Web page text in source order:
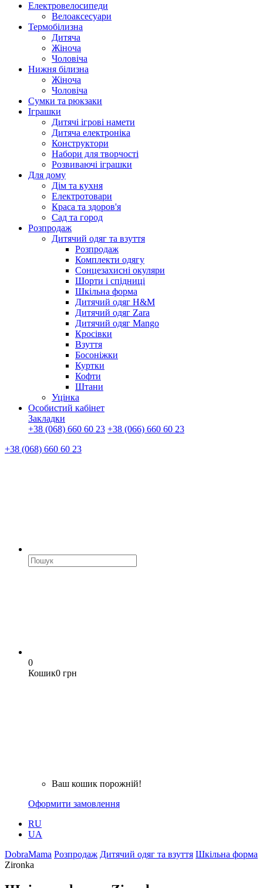
Електровелосипеди
Велоаксесуари
Термобілизна
Дитяча
Жіноча
Чоловіча
Нижня білизна
Жіноча
Чоловіча
Сумки та рюкзаки
Іграшки
Дитячі ігрові намети
Дитяча електроніка
Конструктори
Набори для творчості
Розвиваючі іграшки
Для дому
Дім та кухня
Електротовари
Краса та здоров'я
Сад та город
Розпродаж
Дитячий одяг та взуття
Розпродаж
Комплекти одягу
Сонцезахисні окуляри
Шорти і спідниці
Шкільна форма
Дитячий одяг H&M
Дитячий одяг Zara
Дитячий одяг Mango
Кросівки
Взуття
Босоніжки
Куртки
Кофти
Штани
Уцінка
Особистий кабінет
Закладки
+38 (068) 660 60 23 +38 (066) 660 60 23
+38 (068) 660 60 23
0
Кошик0 грн
Ваш кошик порожній!
Оформити замовлення
RU
UA
DobraMama Розпродаж Дитячий одяг та взуття Шкільна форма
Zironka